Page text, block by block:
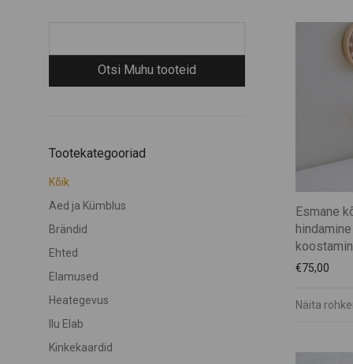
Tootekategooriad
Kõik
Aed ja Kümblus
Brändid
Ehted
Elamused
Heategevus
Ilu Elab
Kinkekaardid
Esmane
€75,00
Näita